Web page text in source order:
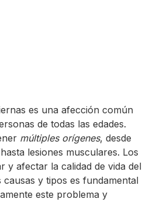
es una afección común
de todas las edades.
múltiples orígenes, desde
lesiones musculares. Los
y afectar la calidad de vida del
y tipos es fundamental
este problema y